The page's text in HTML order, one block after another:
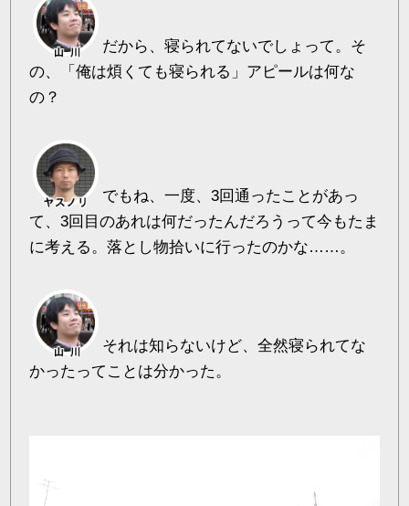
だから、寝られてないでしょって。そ
の、「俺は煩くても寝られる」アピールは何な
の？
でもね、一度、3回通ったことがあっ
て、3回目のあれは何だったんだろうって今もたま
に考える。落とし物拾いに行ったのかな……。
それは知らないけど、全然寝られてな
かったってことは分かった。